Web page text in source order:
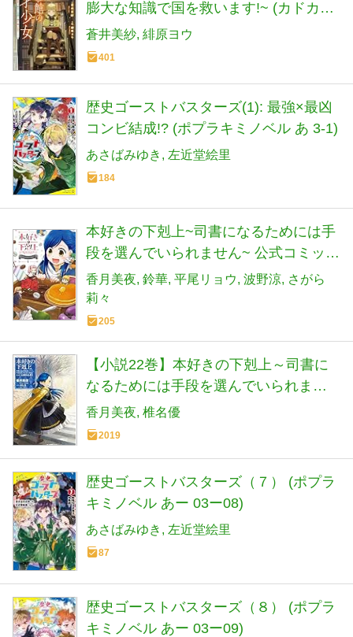
膨大な知識で国を救います!~ (カドカワ
BOOKS)
蒼井美紗 緋原ヨウ
401
歴史ゴーストバスターズ(1): 最強×最凶
コンビ結成!? (ポプラキミノベル あ 3-1)
あさばみゆき 左近堂絵里
184
本好きの下剋上~司書になるためには手
段を選んでいられません~ 公式コミック
アンソロジー 第1巻
香月美夜 鈴華 平尾リョウ 波野涼 さがら
莉々
205
【小説22巻】本好きの下剋上～司書に
なるためには手段を選んでいられませ
ん～第五部「女神の化身1」
香月美夜 椎名優
2019
歴史ゴーストバスターズ（７） (ポプラ
キミノベル あー 03ー08)
あさばみゆき 左近堂絵里
87
歴史ゴーストバスターズ（８） (ポプラ
キミノベル あー 03ー09)